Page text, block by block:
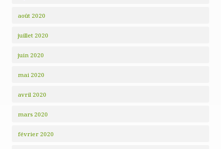
août 2020
juillet 2020
juin 2020
mai 2020
avril 2020
mars 2020
février 2020